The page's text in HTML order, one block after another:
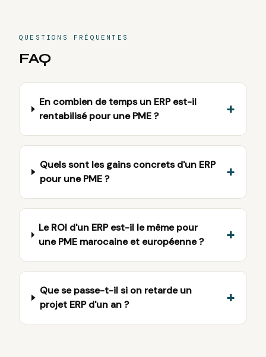
QUESTIONS FRÉQUENTES
FAQ
En combien de temps un ERP est-il
rentabilisé pour une PME ?
+
Quels sont les gains concrets d'un ERP
pour une PME ?
+
Le ROI d'un ERP est-il le même pour
une PME marocaine et européenne ?
+
Que se passe-t-il si on retarde un
projet ERP d'un an ?
+